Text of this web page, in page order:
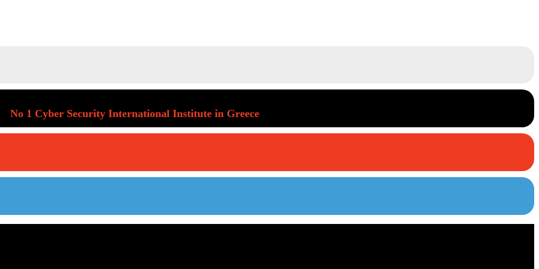
No 1 Cyber Security International Institute in Greece